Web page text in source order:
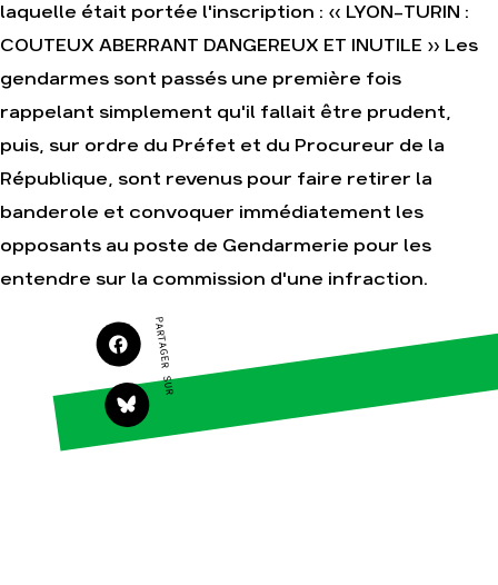
Agir au quotidien
Soutenir les
partie de son
gratuitement les
guides éco-citoyens
Agriculture
Finance
Multinationales
Forêts
Actualités
Espace presse
Publications
Contact
Groupes locaux
laquelle était portée l'inscription : « LYON-TURIN :
COUTEUX ABERRANT DANGEREUX ET INUTILE » Les
gendarmes sont passés une première fois
rappelant simplement qu'il fallait être prudent,
puis, sur ordre du Préfet et du Procureur de la
République, sont revenus pour faire retirer la
banderole et convoquer immédiatement les
opposants au poste de Gendarmerie pour les
entendre sur la commission d'une infraction.
PARTAGER SUR